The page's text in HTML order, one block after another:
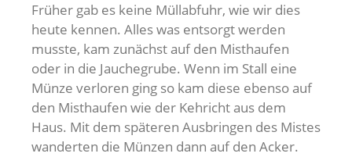
Früher gab es keine Müllabfuhr, wie wir dies
heute kennen. Alles was entsorgt werden
musste, kam zunächst auf den Misthaufen
oder in die Jauchegrube. Wenn im Stall eine
Münze verloren ging so kam diese ebenso auf
den Misthaufen wie der Kehricht aus dem
Haus. Mit dem späteren Ausbringen des Mistes
wanderten die Münzen dann auf den Acker.